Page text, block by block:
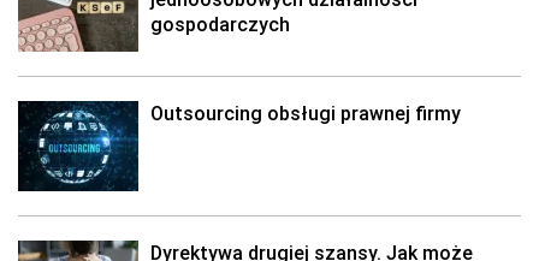
gospodarczych
Outsourcing obsługi prawnej firmy
Dyrektywa drugiej szansy. Jak może